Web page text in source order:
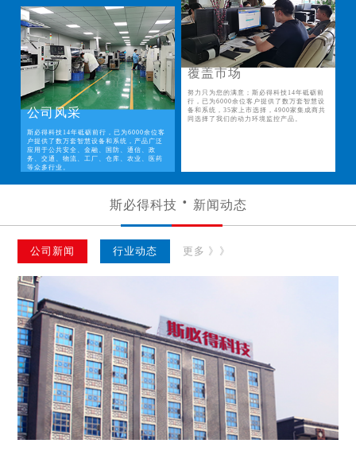
公司风采
斯必得科技14年砥砺前行，已为6000余位客
户提供了数万套智慧设备和系统，产品广泛
应用于公共安全、金融、国防、通信、政
务、交通、物流、工厂、仓库、农业、医药
等众多行业。
覆盖市场
努力只为您的满意；斯必得科技14年砥砺前
行，已为6000余位客户提供了数万套智慧设
备和系统，35家上市选择，4900家集成商共
同选择了我们的动力环境监控产品。
斯必得科技 新闻动态
公司新闻 行业动态 更多 》》